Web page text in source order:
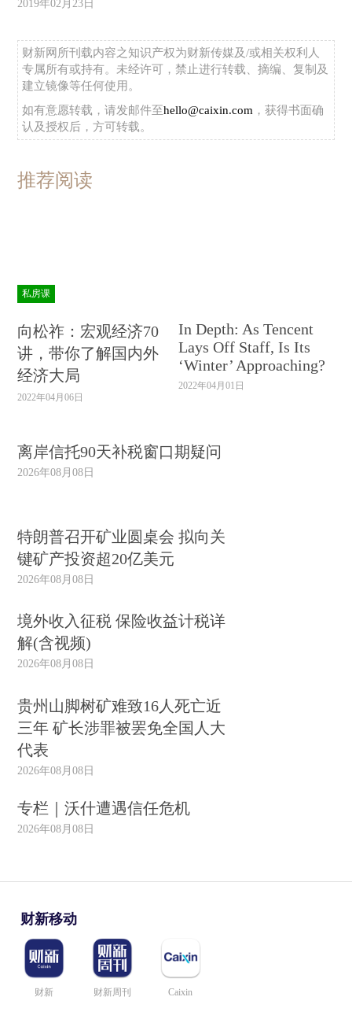
2019年02月23日
财新网所刊载内容之知识产权为财新传媒及/或相关权利人
专属所有或持有。未经许可，禁止进行转载、摘编、复制及
建立镜像等任何使用。
如有意愿转载，请发邮件至hello@caixin.com ，获得书面确
认及授权后，方可转载。
推荐阅读
私房课
向松祚：宏观经济70
讲，带你了解国内外
经济大局
2022年04月06日
In Depth: As Tencent
Lays Off Staff, Is Its
‘Winter’ Approaching?
2022年04月01日
离岸信托90天补税窗口期疑问
2026年08月08日
特朗普召开矿业圆桌会 拟向关
键矿产投资超20亿美元
2026年08月08日
境外收入征税 保险收益计税详
解(含视频)
2026年08月08日
贵州山脚树矿难致16人死亡近
三年 矿长涉罪被罢免全国人大
代表
2026年08月08日
专栏｜沃什遭遇信任危机
2026年08月08日
财新移动
财新 财新周刊 Caixin